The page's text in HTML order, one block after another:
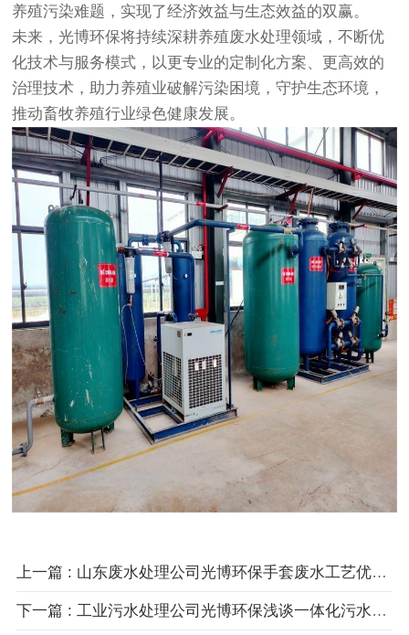
养殖污染难题，实现了经济效益与生态效益的双赢。
未来，光博环保将持续深耕养殖废水处理领域，不断优
化技术与服务模式，以更专业的定制化方案、更高效的
治理技术，助力养殖业破解污染困境，守护生态环境，
推动畜牧养殖行业绿色健康发展。
上一篇 : 山东废水处理公司光博环保手套废水工艺优化方案——破解高浓度污染物处理难题的技术路径
下一篇 : 工业污水处理公司光博环保浅谈一体化污水处理工程：小型污水站建设的高效适配方案